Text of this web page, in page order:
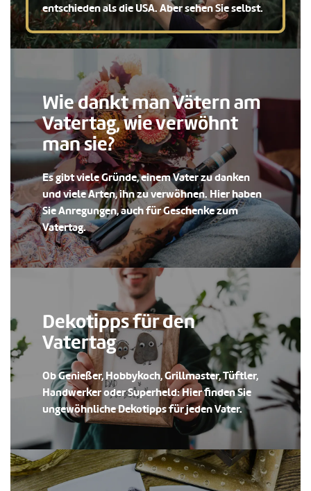
entschieden als die USA. Aber sehen Sie selbst.
Wie dankt man Vätern am
Vatertag, wie verwöhnt
man sie?
Es gibt viele Gründe, einem Vater zu danken
und viele Arten, ihn zu verwöhnen. Hier haben
Sie Anregungen, auch für Geschenke zum
Vatertag.
Dekotipps für den
Vatertag
Ob Genießer, Hobbykoch, Grillmaster, Tüftler,
Handwerker oder Superheld: Hier finden Sie
ungewöhnliche Dekotipps für jeden Vater.